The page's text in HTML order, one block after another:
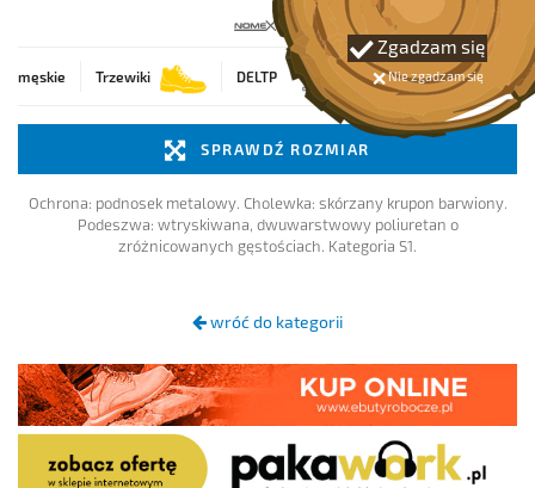
Zgadzam się
Nie zgadzam się
męskie Trzewiki DELTP
SPRAWDŹ ROZMIAR
Ochrona: podnosek metalowy. Cholewka: skórzany krupon barwiony.
Podeszwa: wtryskiwana, dwuwarstwowy poliuretan o
zróżnicowanych gęstościach. Kategoria S1.
wróć do kategorii